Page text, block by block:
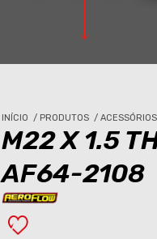
INÍCIO / PRODUTOS / ACESSÓRIOS
M22 X 1.5
AF64-2108